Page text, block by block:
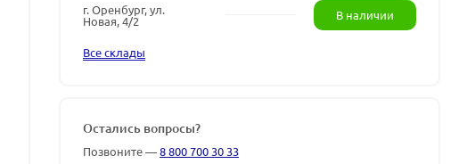
г. Оренбург, ул.
Новая, 4/2 В наличии
Все склады
Остались вопросы?
Позвоните —8 800 700 30 33